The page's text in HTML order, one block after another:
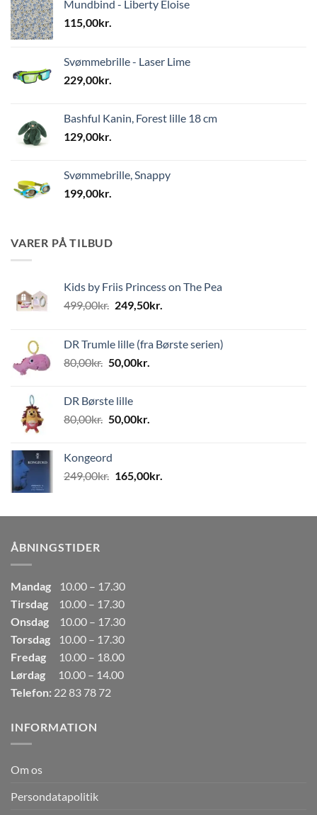
Mundbind - Liberty Eloise
115,00kr.
Svømmebrille - Laser Lime
229,00kr.
Bashful Kanin, Forest lille 18 cm
129,00kr.
Svømmebrille, Snappy
199,00kr.
VARER PÅ TILBUD
Kids by Friis Princess on The Pea
499,00kr. Den
var:
499,00kr..
249,50kr.
er:
DR Trumle lille (fra Børste serien)
80,00kr. Den
var:
80,00kr..
50,00kr.
50,00kr..
DR Børste lille
80,00kr. Den
var:
80,00kr..
50,00kr.
50,00kr..
Kongeord
249,00kr. Den
var:
165,00kr.
er:
ÅBNINGSTIDER
Mandag
10.00 – 17.30
Tirsdag
10.00 – 17.30
Onsdag
10.00 – 17.30
Torsdag
10.00 – 17.30
Fredag
10.00 – 18.00
Lørdag
10.00 – 14.00
Telefon: 22 83 78 72
INFORMATION
Om os
Persondatapolitik